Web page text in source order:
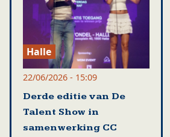
Halle
22/06/2026 - 15:09
Derde editie van De
Talent Show in
samenwerking CC